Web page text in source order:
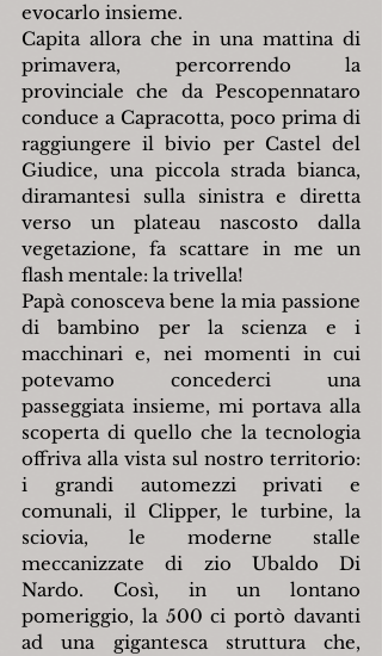
evocarlo insieme.
Capita allora che in una mattina di
primavera, percorrendo la
provinciale che da Pescopennataro
conduce a Capracotta, poco prima di
raggiungere il bivio per Castel del
Giudice, una piccola strada bianca,
diramantesi sulla sinistra e diretta
verso un plateau nascosto dalla
vegetazione, fa scattare in me un
flash mentale: la trivella!
Papà conosceva bene la mia passione
di bambino per la scienza e i
macchinari e, nei momenti in cui
potevamo concederci una
passeggiata insieme, mi portava alla
scoperta di quello che la tecnologia
offriva alla vista sul nostro territorio:
i grandi automezzi privati e
comunali, il Clipper, le turbine, la
sciovia, le moderne stalle
meccanizzate di zio Ubaldo Di
Nardo. Così, in un lontano
pomeriggio, la 500 ci portò davanti
ad una gigantesca struttura che,